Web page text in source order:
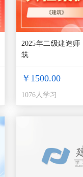
2025年二级建造
筑
￥1500.00
1076人学习